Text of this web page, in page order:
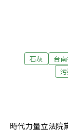
石灰 台
時代力量立法院